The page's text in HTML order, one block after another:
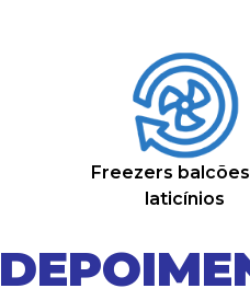
Freezers
laticínios